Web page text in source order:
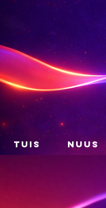
TUIS NUUS